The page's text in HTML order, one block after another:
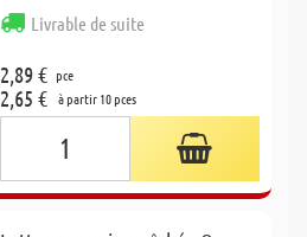
Livrable de suite
2,89 € pce
2,65 € à partir 10 pces